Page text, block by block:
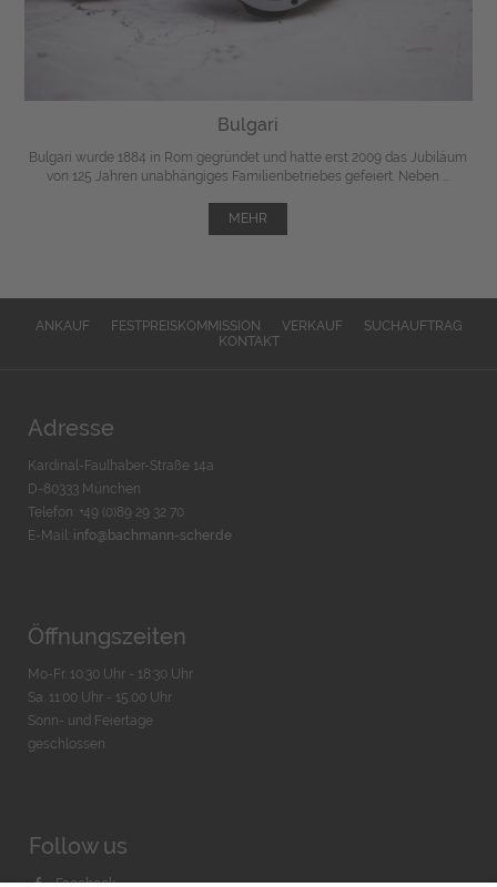
Bulgari
Bulgari wurde 1884 in Rom gegründet und hatte erst 2009 das Jubiläum
von 125 Jahren unabhängiges Familienbetriebes gefeiert. Neben ...
MEHR
ANKAUF FESTPREISKOMMISSION VERKAUF
SUCHAUFTRAG
KONTAKT
Adresse
Kardinal-Faulhaber-Straße 14a
D-80333 München
Telefon: +49 (0)89 29 32 70
E-Mail: info@bachmann-scher.de
Öffnungszeiten
Mo-Fr. 10:30 Uhr - 18:30 Uhr
Sa. 11:00 Uhr - 15.00 Uhr
Sonn- und Feiertage
geschlossen
Follow us
Facebook